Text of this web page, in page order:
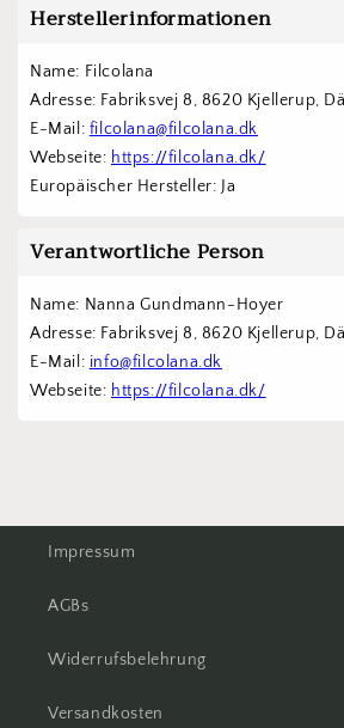
Herstellerinformationen
Name: Filcolana
Adresse: Fabriksvej 8, 8620 Kjellerup,
E-Mail: filcolana@filcolana.dk
Webseite: https://filcolana.dk/
Europäischer Hersteller: Ja
Verantwortliche Person
Name: Nanna Gundmann-Hoyer
Adresse: Fabriksvej 8, 8620 Kjellerup,
E-Mail: info@filcolana.dk
Webseite: https://filcolana.dk/
Impressum
AGBs
Widerrufsbelehrung
Versandkosten